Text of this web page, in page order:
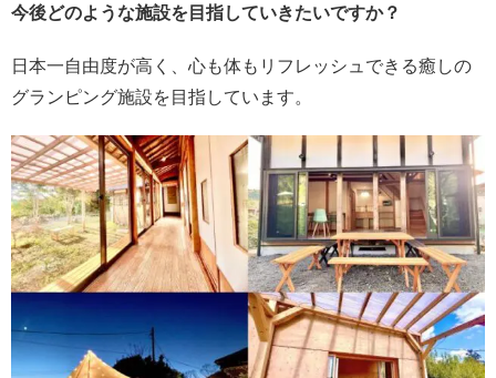
今後どのような施設を目指していきたいですか？
日本一自由度が高く、心も体もリフレッシュできる癒しの
グランピング施設を目指しています。